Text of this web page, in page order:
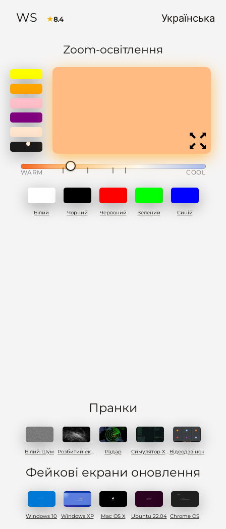
WS ★8.4 Українська
Zoom-освітлення
WARM COOL
Білий Чорний Червоний Зелений Синій
Пранки
Білий Шум Розбитий екран Радар Симулятор Хакера Відеодзвінок
Фейкові екрани оновлення
Windows 10 Windows XP Mac OS X Ubuntu 22.04 Chrome OS